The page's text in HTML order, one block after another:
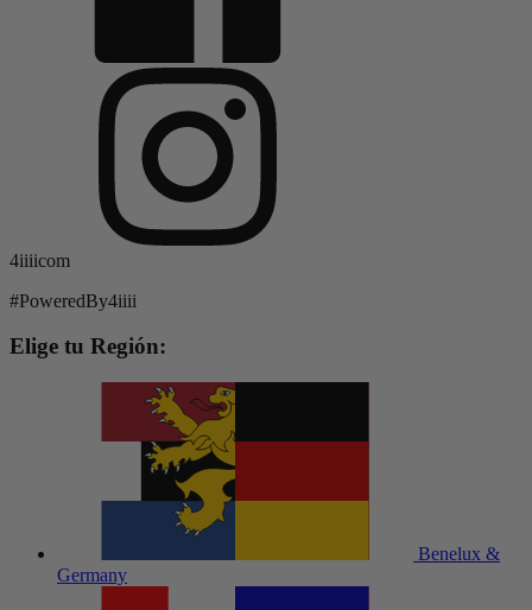
4iiiicom
#PoweredBy4iiii
Elige tu Región:
Benelux &
Germany